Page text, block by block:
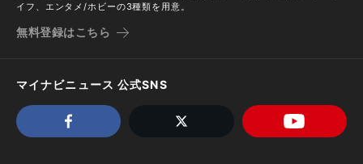
イフ、エンタメ/ホビーの3種類を用意。
無料登録はこちら
マイナビニュース 公式SNS